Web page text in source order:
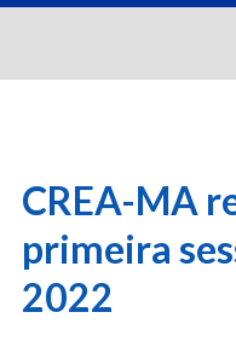
CREA-MA
primeira
2022